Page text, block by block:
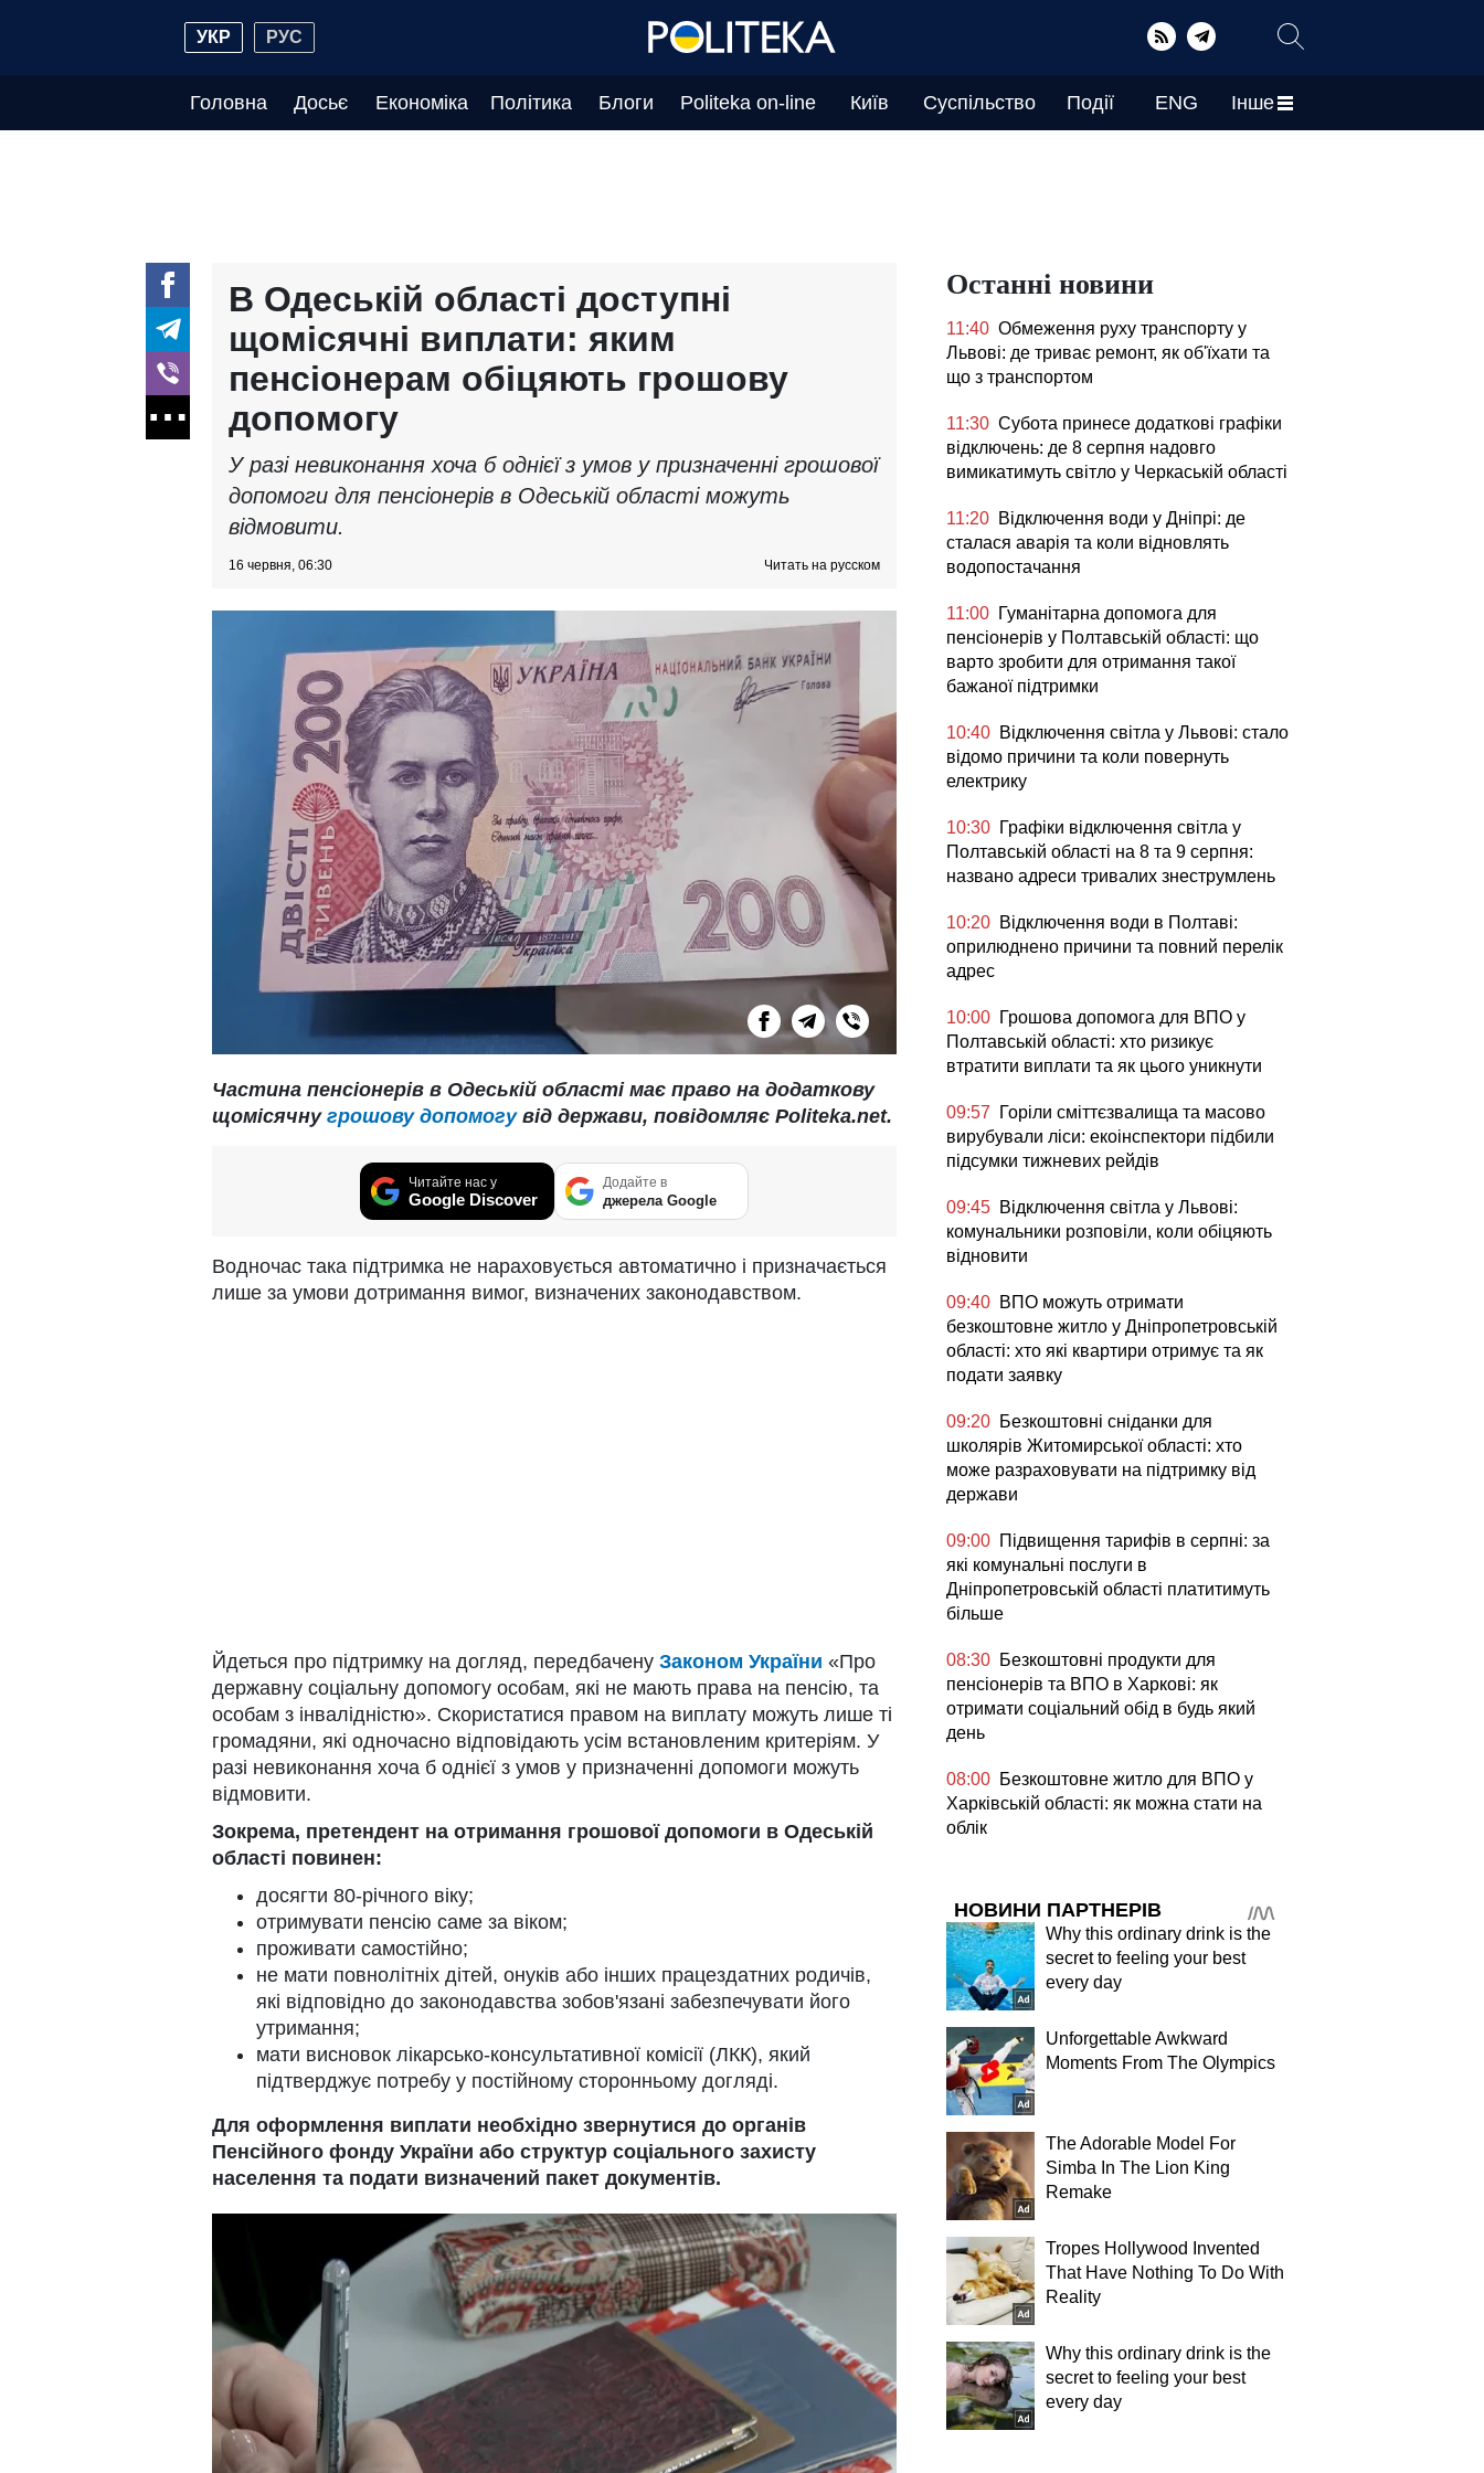
УКР РУС
Головна Досьє Економіка Політика Блоги Politeka on-line Київ Суспільство Події ENG Інше
В Одеській області доступні
щомісячні виплати: яким
пенсіонерам обіцяють грошову
допомогу
У разі невиконання хоча б однієї з умов у призначенні грошової
допомоги для пенсіонерів в Одеській області можуть
відмовити.
16 червня, 06:30 Читать на русском
Частина пенсіонерів в Одеській області має право на додаткову
щомісячну грошову допомогувід держави, повідомляє Politeka.net.
Читайте нас у
Google Discover
Додайте в
джерела Google
Водночас така підтримка не нараховується автоматично і призначається
лише за умови дотримання вимог, визначених законодавством.
Йдеться про підтримку на догляд, передбачену Законом України «Про
державну соціальну допомогу особам, які не мають права на пенсію, та
особам з інвалідністю». Скористатися правом на виплату можуть лише ті
громадяни, які одночасно відповідають усім встановленим критеріям. У
разі невиконання хоча б однієї з умов у призначенні допомоги можуть
відмовити.
Зокрема, претендент на отримання грошової допомоги в Одеській
області повинен:
досягти 80-річного віку;
отримувати пенсію саме за віком;
проживати самостійно;
не мати повнолітніх дітей, онуків або інших працездатних родичів,
які відповідно до законодавства зобов'язані забезпечувати його
утримання;
мати висновок лікарсько-консультативної комісії (ЛКК), який
підтверджує потребу у постійному сторонньому догляді.
Для оформлення виплати необхідно звернутися до органів
Пенсійного фонду України або структур соціального захисту
населення та подати визначений пакет документів.
Останні новини
11:40 Обмеження руху транспорту у
Львові: де триває ремонт, як об'їхати та
що з транспортом
11:30 Субота принесе додаткові графіки
відключень: де 8 серпня надовго
вимикатимуть світло у Черкаській області
11:20 Відключення води у Дніпрі: де
сталася аварія та коли відновлять
водопостачання
11:00 Гуманітарна допомога для
пенсіонерів у Полтавській області: що
варто зробити для отримання такої
бажаної підтримки
10:40 Відключення світла у Львові: стало
відомо причини та коли повернуть
електрику
10:30 Графіки відключення світла у
Полтавській області на 8 та 9 серпня:
названо адреси тривалих знеструмлень
10:20 Відключення води в Полтаві:
оприлюднено причини та повний перелік
адрес
10:00 Грошова допомога для ВПО у
Полтавській області: хто ризикує
втратити виплати та як цього уникнути
09:57
Горіли сміттєзвалища та масово
вирубували ліси: екоінспектори підбили
підсумки тижневих рейдів
09:45 Відключення світла у Львові:
комунальники розповіли, коли обіцяють
відновити
09:40 ВПО можуть отримати
безкоштовне житло у Дніпропетровській
області: хто які квартири отримує та як
подати заявку
09:20 Безкоштовні сніданки для
школярів Житомирської області: хто
може разраховувати на підтримку від
держави
09:00 Підвищення тарифів в серпні: за
які комунальні послуги в
Дніпропетровській області платитимуть
більше
08:30 Безкоштовні продукти для
пенсіонерів та ВПО в Харкові: як
отримати соціальний обід в будь який
день
08:00 Безкоштовне житло для ВПО у
Харківській області: як можна стати на
облік
НОВИНИ ПАРТНЕРІВ
Why this ordinary drink is the
secret to feeling your best
every day
Unforgettable Awkward
Moments From The Olympics
The Adorable Model For
Simba In The Lion King
Remake
Tropes Hollywood Invented
That Have Nothing To Do With
Reality
Why this ordinary drink is the
secret to feeling your best
every day